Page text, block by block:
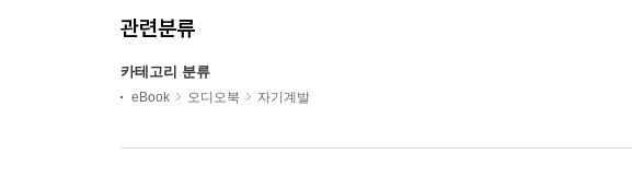
관련분류
카테고리 분류
eBook 오디오북 자기계발